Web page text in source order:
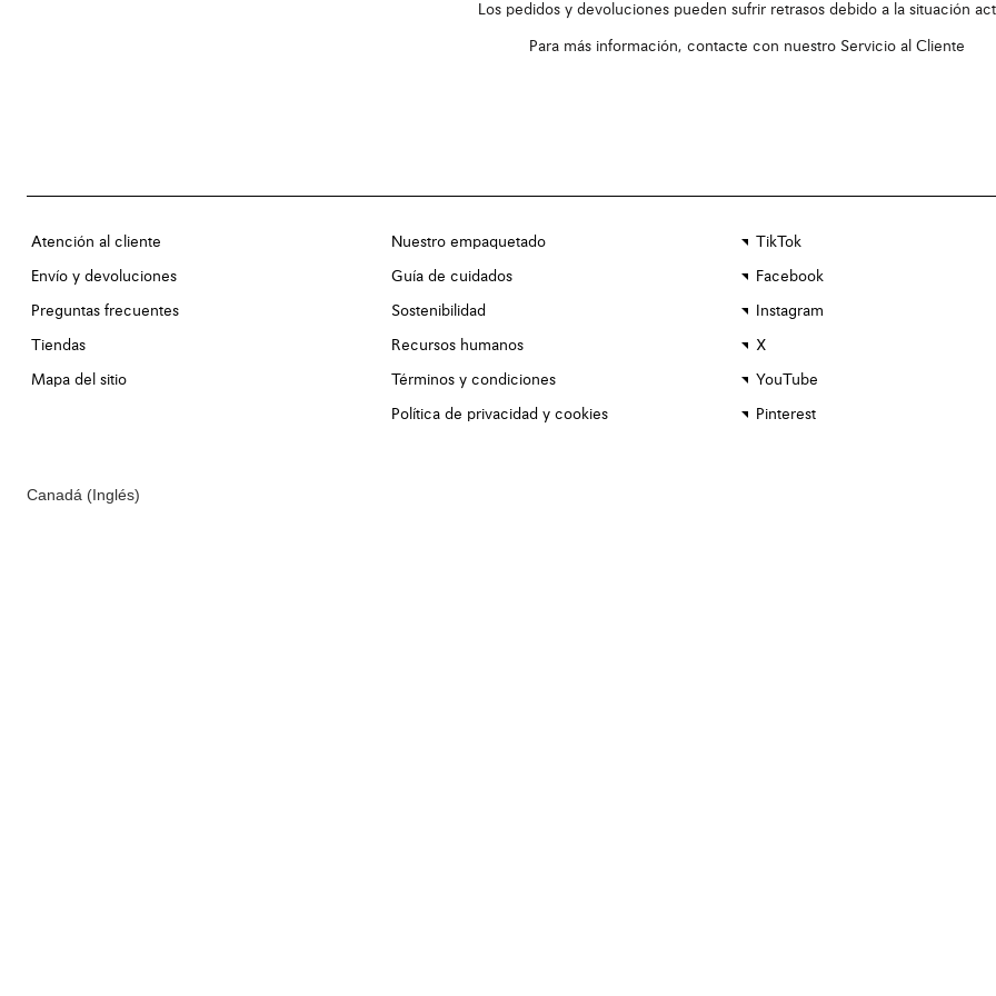
Los pedidos y devoluciones pueden sufrir retrasos debido a la situación
Para más información, contacte con nuestro Servicio al Cliente
Atención al cliente
Envío y devoluciones
Preguntas frecuentes
Tiendas
Mapa del sitio
Nuestro empaquetado
Guía de cuidados
Sostenibilidad
Recursos humanos
Términos y condiciones
Política de privacidad y cookies
TikTok
Facebook
Instagram
X
YouTube
Pinterest
Canadá (Inglés)